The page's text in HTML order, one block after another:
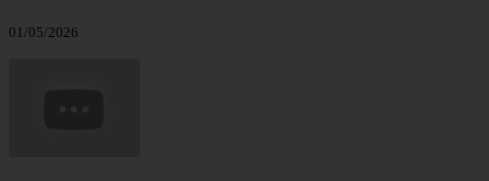
01/05/2026